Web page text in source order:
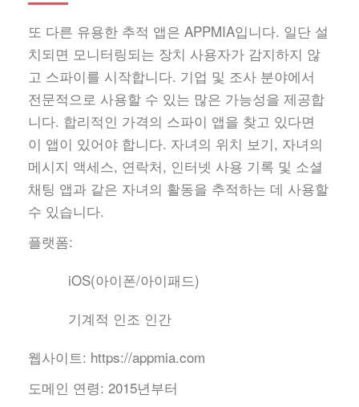
또 다른 유용한 추적 앱은 APPMIA입니다. 일단 설
치되면 모니터링되는 장치 사용자가 감지하지 않
고 스파이를 시작합니다. 기업 및 조사 분야에서
전문적으로 사용할 수 있는 많은 가능성을 제공합
니다. 합리적인 가격의 스파이 앱을 찾고 있다면
이 앱이 있어야 합니다. 자녀의 위치 보기, 자녀의
메시지 액세스, 연락처, 인터넷 사용 기록 및 소셜
채팅 앱과 같은 자녀의 활동을 추적하는 데 사용할
수 있습니다.
플랫폼:
iOS(아이폰/아이패드)
기계적 인조 인간
웹사이트: https://appmia.com
도메인 연령: 2015년부터